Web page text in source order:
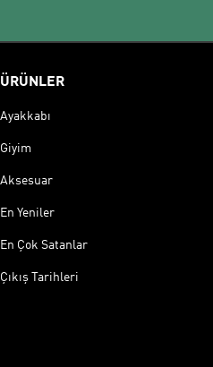
ÜRÜNLER
Ayakkabı
Giyim
Aksesuar
En Yeniler
En Çok Satanlar
Çıkış Tarihleri